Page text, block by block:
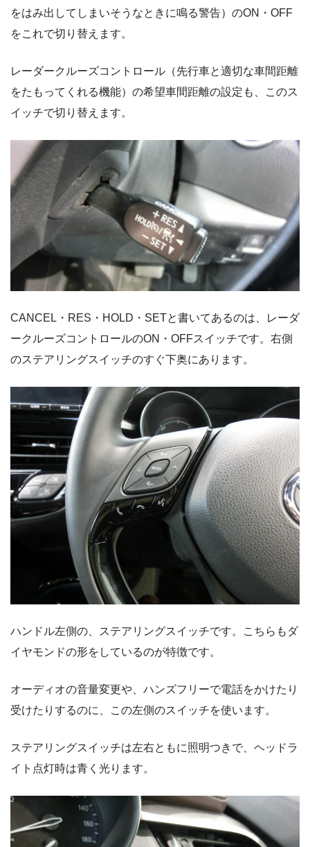
をはみ出してしまいそうなときに鳴る警告）のON・OFF
をこれで切り替えます。
レーダークルーズコントロール（先行車と適切な車間距離
をたもってくれる機能）の希望車間距離の設定も、このス
イッチで切り替えます。
CANCEL・RES・HOLD・SETと書いてあるのは、レーダ
ークルーズコントロールのON・OFFスイッチです。右側
のステアリングスイッチのすぐ下奥にあります。
ハンドル左側の、ステアリングスイッチです。こちらもダ
イヤモンドの形をしているのが特徴です。
オーディオの音量変更や、ハンズフリーで電話をかけたり
受けたりするのに、この左側のスイッチを使います。
ステアリングスイッチは左右ともに照明つきで、ヘッドラ
イト点灯時は青く光ります。